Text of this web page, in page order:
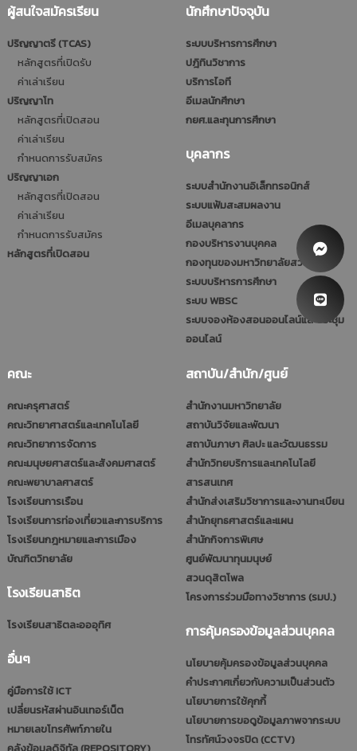
ผู้สนใจสมัครเรียน
ปริญญาตรี (TCAS)
หลักสูตรที่เปิดรับ
ค่าเล่าเรียน
ปริญญาโท
หลักสูตรที่เปิดสอน
ค่าเล่าเรียน
กำหนดการรับสมัคร
ปริญญาเอก
หลักสูตรที่เปิดสอน
ค่าเล่าเรียน
กำหนดการรับสมัคร
หลักสูตรที่เปิดสอน
นักศึกษาปัจจุบัน
ระบบบริหารการศึกษา
ปฎิทินวิชาการ
บริการไอที
อีเมลนักศึกษา
กยศ.และทุนการศึกษา
บุคลากร
ระบบสำนักงานอิเล็กทรอนิกส์
ระบบแฟ้มสะสมผลงาน
อีเมลบุคลากร
กองบริหารงานบุคคล
กองทุนของมหาวิทยาลัยสวนดุสิต
ระบบบริหารการศึกษา
ระบบ WBSC
ระบบจองห้องสอนออนไลน์และประชุม
ออนไลน์
คณะ
คณะครุศาสตร์
คณะวิทยาศาสตร์และเทคโนโลยี
คณะวิทยาการจัดการ
คณะมนุษยศาสตร์และสังคมศาสตร์
คณะพยาบาลศาสตร์
โรงเรียนการเรือน
โรงเรียนการท่องเที่ยวและการบริการ
โรงเรียนกฎหมายและการเมือง
บัณฑิตวิทยาลัย
โรงเรียนสาธิต
โรงเรียนสาธิตละอออุทิศ
อื่นๆ
คู่มือการใช้ ICT
เปลี่ยนรหัสผ่านอินเทอร์เน็ต
หมายเลขโทรศัพท์ภายใน
สถาบัน/สำนัก/ศูนย์
สำนักงานมหาวิทยาลัย
สถาบันวิจัยและพัฒนา
สถาบันภาษา ศิลปะ และวัฒนธรรม
สำนักวิทยบริการและเทคโนโลยี
สารสนเทศ
สำนักส่งเสริมวิชาการและงานทะเบียน
สำนักยุทธศาสตร์และแผน
สำนักกิจการพิเศษ
ศูนย์พัฒนาทุนมนุษย์
สวนดุสิตโพล
โครงการร่วมมือทางวิชาการ (รมป.)
การคุ้มครองข้อมูลส่วนบุคคล
นโยบายคุ้มครองข้อมูลส่วนบุคคล
คำประกาศเกี่ยวกับความเป็นส่วนตัว
นโยบายการใช้คุกกี้
นโยบายการขอดูข้อมูลภาพจากระบบ
โทรทัศน์วงจรปิด (CCTV)